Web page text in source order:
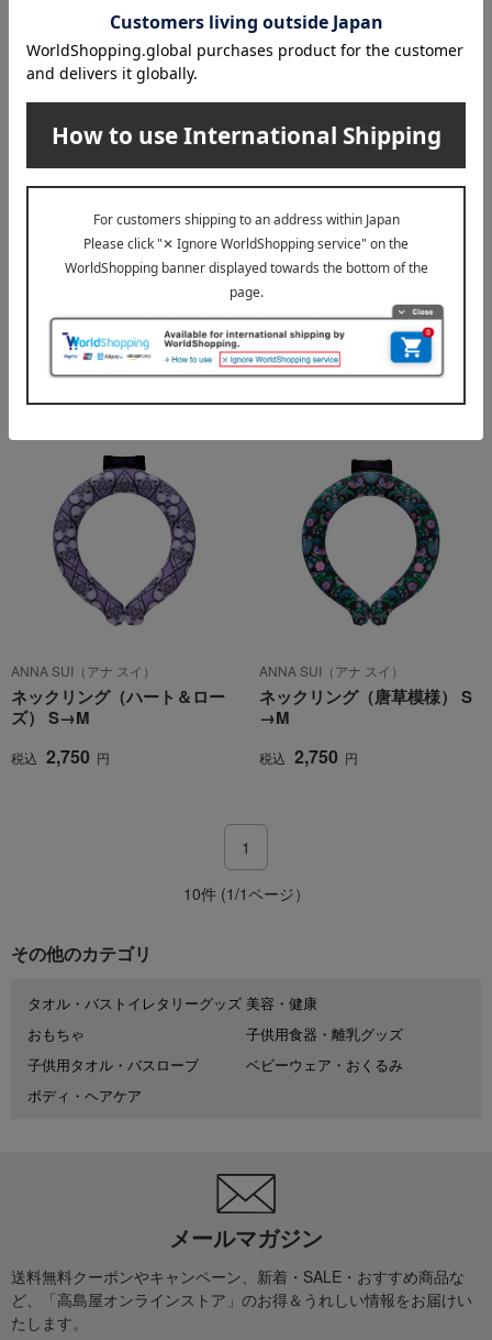
PAUL & JOE ACCESSOIRES（ポー
ルアンドジョー アクセソワ）
2,750 円
ANNA SUI（アナ スイ）
ネックリング（ローズ） S→
M
税込 2,750
ANNA SUI（アナ スイ）
ネックリング（ハート＆ロー
ズ） S→M
税込 2,750 円
ANNA SUI（アナ スイ）
ネックリング（唐草模様） S
→M
税込 2,750 円
1
10件 (1/1ページ）
その他のカテゴリ
タオル・バストイレタリーグッズ 美容・健康
おもちゃ
子供用食器・離乳グッズ
子供用タオル・バスローブ
ベビーウェア・おくるみ
ボディ・ヘアケア
メールマガジン
送料無料クーポンやキャンペーン、新着・SALE・おすすめ商品な
ど、「高島屋オンラインストア」のお得＆うれしい情報をお届けい
たします。